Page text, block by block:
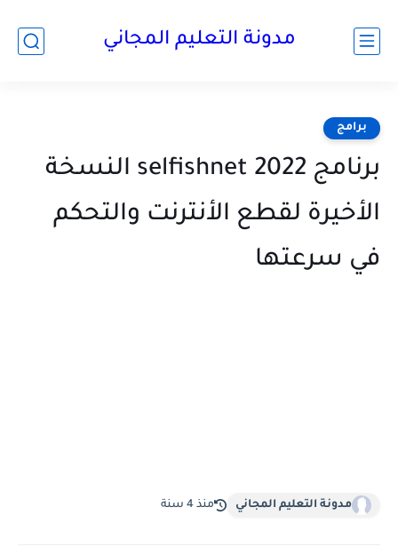
مدونة التعليم المجاني
برامج
برنامج selfishnet 2022 النسخة
الأخيرة لقطع الأنترنت والتحكم
في سرعتها
مدونة التعليم المجاني منذ 4 سنة